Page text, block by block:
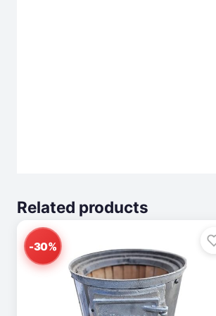
Related products
-30%